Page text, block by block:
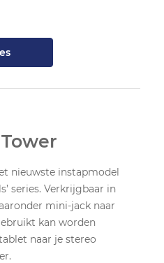
nieuwste instapmodel
series. Verkrijgbaar in
mini-jack naar
kan worden
naar je stereo